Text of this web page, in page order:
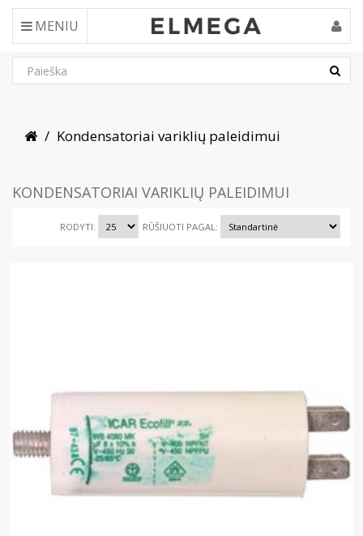
MENIU
Kondensatoriai variklių paleidimui
KONDENSATORIAI VARIKLIŲ PALEIDIMUI
RŪŠIUOTI PAGAL:
RODYTI: